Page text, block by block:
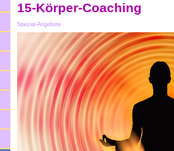
15-Körper-Coaching
Spezial-Angebote